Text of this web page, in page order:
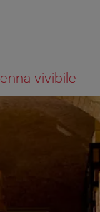
vivibile
sulla mappa